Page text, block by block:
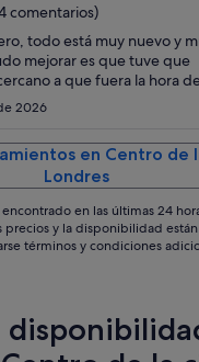
23
ago
al
comentarios)
todo está muy nuevo y
mejorar es que tuve que
a que fuera la hora
dejar pasar al área
listo mi pod. Por el
querían ..."
2026
en Centro de
Londres
en las últimas 24
precios y la disponibilidad
términos y condiciones